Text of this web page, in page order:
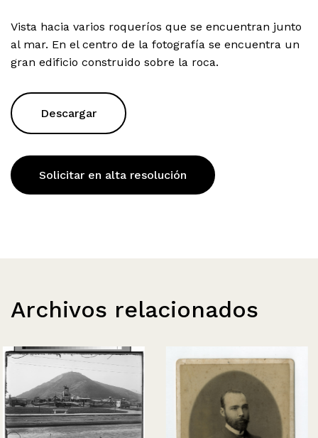
Vista hacia varios roqueríos que se encuentran junto
al mar. En el centro de la fotografía se encuentra un
gran edificio construido sobre la roca.
Descargar
Solicitar en alta resolución
Archivos relacionados